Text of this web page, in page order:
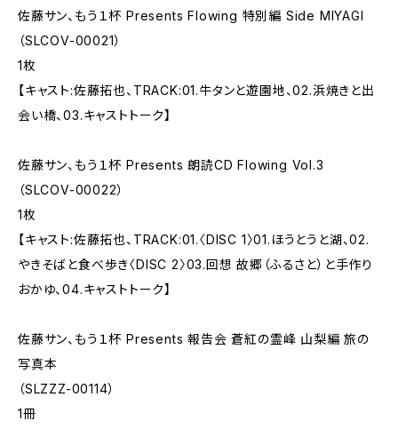
佐藤サン、もう１杯 Presents Flowing 特別編 Side MIYAGI
（SLCOV-00021）
1枚
【キャスト:佐藤拓也、TRACK:01.牛タンと遊園地、02.浜焼きと出
会い橋、03.キャストトーク】
佐藤サン、もう１杯 Presents 朗読CD Flowing Vol.3
（SLCOV-00022）
1枚
【キャスト:佐藤拓也、TRACK:01.〈DISC 1〉01.ほうとうと湖、02.
やきそばと食べ歩き〈DISC 2〉03.回想 故郷（ふるさと）と手作り
おかゆ、04.キャストトーク】
佐藤サン、もう１杯 Presents 報告会 蒼紅の霊峰 山梨編 旅の
写真本
（SLZZZ-00114）
1冊